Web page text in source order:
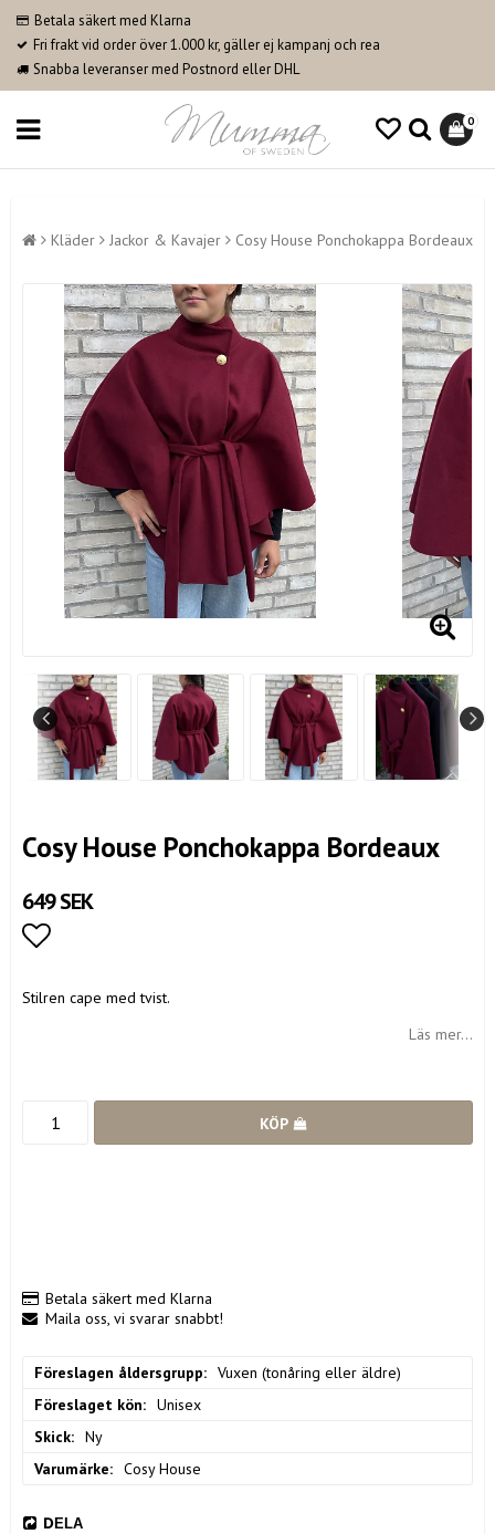
Betala säkert med Klarna
Fri frakt vid order över 1.000 kr, gäller ej kampanj och rea
Snabba leveranser med Postnord eller DHL
0
Kläder Jackor & Kavajer Cosy House Ponchokappa Bordeaux
Cosy House Ponchokappa Bordeaux
649 SEK
Stilren cape med tvist.
Läs mer...
KÖP
Betala säkert med Klarna
Maila oss, vi svarar snabbt!
Föreslagen åldersgrupp
Vuxen (tonåring eller äldre)
Föreslaget kön
Unisex
Skick
Ny
Varumärke
Cosy House
DELA